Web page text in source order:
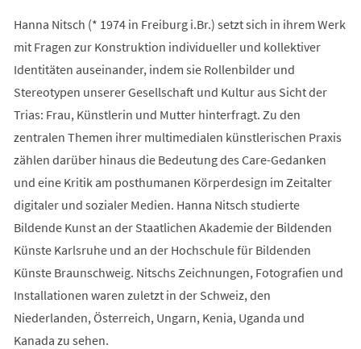
Hanna Nitsch (* 1974 in Freiburg i.Br.) setzt sich in ihrem Werk
mit Fragen zur Konstruktion individueller und kollektiver
Identitäten auseinander, indem sie Rollenbilder und
Stereotypen unserer Gesellschaft und Kultur aus Sicht der
Trias: Frau, Künstlerin und Mutter hinterfragt. Zu den
zentralen Themen ihrer multimedialen künstlerischen Praxis
zählen darüber hinaus die Bedeutung des Care-Gedanken
und eine Kritik am posthumanen Körperdesign im Zeitalter
digitaler und sozialer Medien. Hanna Nitsch studierte
Bildende Kunst an der Staatlichen Akademie der Bildenden
Künste Karlsruhe und an der Hochschule für Bildenden
Künste Braunschweig. Nitschs Zeichnungen, Fotografien und
Installationen waren zuletzt in der Schweiz, den
Niederlanden, Österreich, Ungarn, Kenia, Uganda und
Kanada zu sehen.